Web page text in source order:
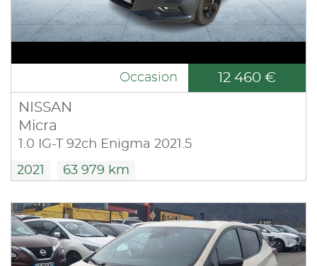
Occasion 12 460 €
NISSAN
Micra
1.0 IG-T 92ch Enigma 2021.5
2021 63 979 km